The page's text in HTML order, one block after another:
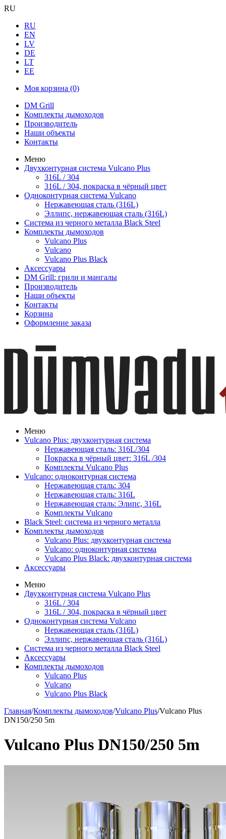
RU
RU
EN
LV
DE
LT
EE
Моя корзина (0)
DM Grill
Комплекты дымоходов
Производитель
Наши объекты
Контакты
Меню
Двухконтурная система Vulcano Plus
316L / 304
316L / 304, покраска в чёрный цвет
Одноконтурная система Vulcano
Нержавеющая сталь (316L)
Эллипс, нержавеющая сталь (316L)
Система из черного металла Black Steel
Комплекты дымоходов
Vulcano Plus
Vulcano
Vulcano Plus Black
Аксессуары
DM Grill: грили и мангалы
Производитель
Наши объекты
Контакты
Корзина
Оформление заказа
Меню
Vulcano Plus: двухконтурная система
Нержавеющая сталь: 316L/304
Покраска в чёрный цвет: 316L /304
Комплекты Vulcano Plus
Vulcano: одноконтурная система
Нержавеющая сталь: 304
Нержавеющая сталь: 316L
Нержавеющая сталь: Элипс, 316L
Комплекты Vulcano
Black Steel: система из черного металла
Комплекты дымоходов
Vulcano Plus: двухконтурная система
Vulcano: одноконтурная система
Vulcano Plus Black: двухконтурная система
Аксессуары
Меню
Двухконтурная система Vulcano Plus
316L / 304
316L / 304, покраска в чёрный цвет
Одноконтурная система Vulcano
Нержавеющая сталь (316L)
Эллипс, нержавеющая сталь (316L)
Система из черного металла Black Steel
Аксессуары
Комплекты дымоходов
Vulcano Plus
Vulcano
Vulcano Plus Black
Главная/Комплекты дымоходов/Vulcano Plus/Vulcano Plus
DN150/250 5m
Vulcano Plus DN150/250 5m